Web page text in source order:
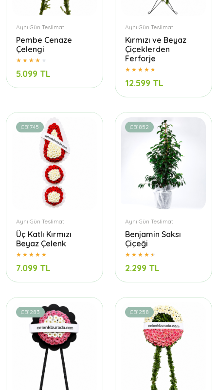
Aynı Gün Teslimat
Pembe Cenaze
Çelengi
5.099 TL
Aynı Gün Teslimat
Kırmızı ve Beyaz
Çiçeklerden
Ferforje
12.599 TL
CB1745
Aynı Gün Teslimat
Üç Katlı Kırmızı
Beyaz Çelenk
7.099 TL
CB1852
Aynı Gün Teslimat
Benjamin Saksı
Çiçeği
2.299 TL
CB1283 CB1258